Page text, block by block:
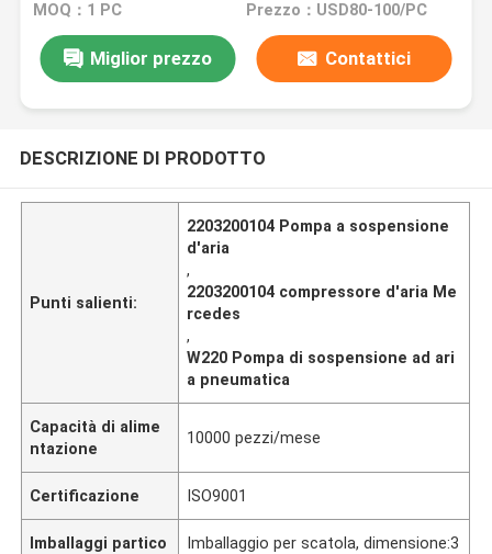
MOQ：1 PC Prezzo：USD80-100/PC
Miglior prezzo Contattici
DESCRIZIONE DI PRODOTTO
Punti salienti:
2203200104 Pompa a sospensione
d'aria
,
2203200104 compressore d'aria Me
rcedes
,
W220 Pompa di sospensione ad ari
a pneumatica
Capacità di alime
ntazione
10000 pezzi/mese
Certificazione ISO9001
Imballaggi partico
Imballaggio per scatola, dimensione:3